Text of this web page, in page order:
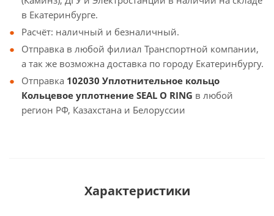
в Екатеринбурге.
Расчёт: наличный и безналичный.
Отправка в любой филиал Транспортной компании,
а так же возможна доставка по городу Екатеринбургу.
Отправка 102030 Уплотнительное кольцо
Кольцевое уплотнение SEAL O RING в любой
регион РФ, Казахстана и Белоруссии
Характеристики